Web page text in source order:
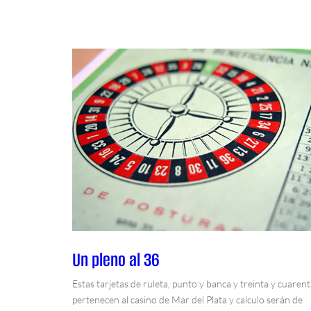
Un pleno al 36
Estas tarjetas de ruleta, punto y banca y treinta y
pertenecen al casino de Mar del Plata y calculo serán de